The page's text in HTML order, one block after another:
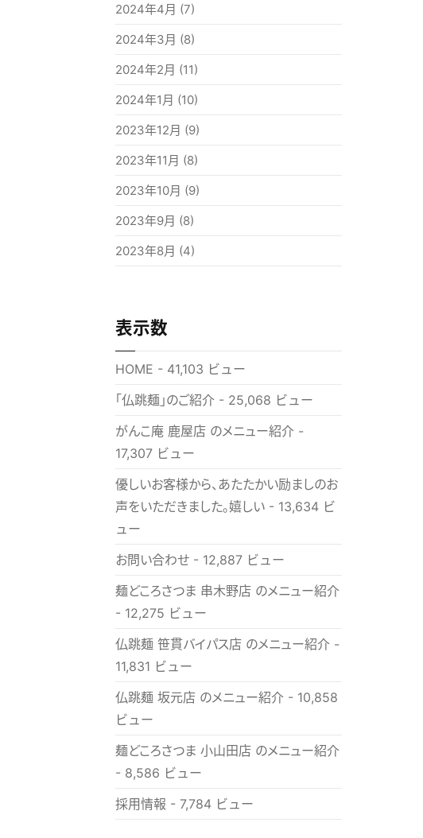
2024年4月 (7)
2024年3月 (8)
2024年2月 (11)
2024年1月 (10)
2023年12月 (9)
2023年11月 (8)
2023年10月 (9)
2023年9月 (8)
2023年8月 (4)
表示数
HOME - 41,103 ビュー
「仏跳麺」のご紹介 - 25,068 ビュー
がんこ庵 鹿屋店 のメニュー紹介 -
17,307 ビュー
優しいお客様から、あたたかい励ましのお
声をいただきました。嬉しい - 13,634 ビ
ュー
お問い合わせ - 12,887 ビュー
麺どころさつま 串木野店 のメニュー紹介
- 12,275 ビュー
仏跳麺 笹貫バイパス店 のメニュー紹介 -
11,831 ビュー
仏跳麺 坂元店 のメニュー紹介 - 10,858
ビュー
麺どころさつま 小山田店 のメニュー紹介
- 8,586 ビュー
採用情報 - 7,784 ビュー